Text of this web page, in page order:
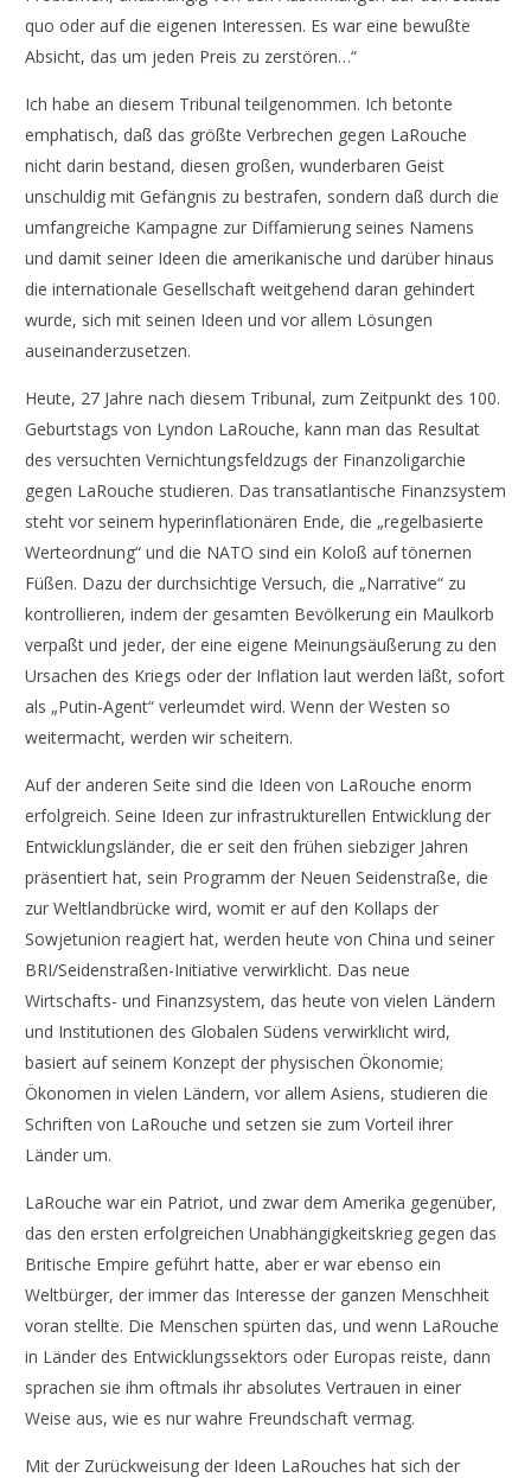
quo oder auf die eigenen Interessen. Es war eine bewußte
Absicht, das um jeden Preis zu zerstören…“
Ich habe an diesem Tribunal teilgenommen. Ich betonte
emphatisch, daß das größte Verbrechen gegen LaRouche
nicht darin bestand, diesen großen, wunderbaren Geist
unschuldig mit Gefängnis zu bestrafen, sondern daß durch die
umfangreiche Kampagne zur Diffamierung seines Namens
und damit seiner Ideen die amerikanische und darüber hinaus
die internationale Gesellschaft weitgehend daran gehindert
wurde, sich mit seinen Ideen und vor allem Lösungen
auseinanderzusetzen.
Heute, 27 Jahre nach diesem Tribunal, zum Zeitpunkt des 100.
Geburtstags von Lyndon LaRouche, kann man das Resultat
des versuchten Vernichtungsfeldzugs der Finanzoligarchie
gegen LaRouche studieren. Das transatlantische Finanzsystem
steht vor seinem hyperinflationären Ende, die „regelbasierte
Werteordnung“ und die NATO sind ein Koloß auf tönernen
Füßen. Dazu der durchsichtige Versuch, die „Narrative“ zu
kontrollieren, indem der gesamten Bevölkerung ein Maulkorb
verpaßt und jeder, der eine eigene Meinungsäußerung zu den
Ursachen des Kriegs oder der Inflation laut werden läßt, sofort
als „Putin-Agent“ verleumdet wird. Wenn der Westen so
weitermacht, werden wir scheitern.
Auf der anderen Seite sind die Ideen von LaRouche enorm
erfolgreich. Seine Ideen zur infrastrukturellen Entwicklung der
Entwicklungsländer, die er seit den frühen siebziger Jahren
präsentiert hat, sein Programm der Neuen Seidenstraße, die
zur Weltlandbrücke wird, womit er auf den Kollaps der
Sowjetunion reagiert hat, werden heute von China und seiner
BRI/Seidenstraßen-Initiative verwirklicht. Das neue
Wirtschafts- und Finanzsystem, das heute von vielen Ländern
und Institutionen des Globalen Südens verwirklicht wird,
basiert auf seinem Konzept der physischen Ökonomie;
Ökonomen in vielen Ländern, vor allem Asiens, studieren die
Schriften von LaRouche und setzen sie zum Vorteil ihrer
Länder um.
LaRouche war ein Patriot, und zwar dem Amerika gegenüber,
das den ersten erfolgreichen Unabhängigkeitskrieg gegen das
Britische Empire geführt hatte, aber er war ebenso ein
Weltbürger, der immer das Interesse der ganzen Menschheit
voran stellte. Die Menschen spürten das, und wenn LaRouche
in Länder des Entwicklungssektors oder Europas reiste, dann
sprachen sie ihm oftmals ihr absolutes Vertrauen in einer
Weise aus, wie es nur wahre Freundschaft vermag.
Mit der Zurückweisung der Ideen LaRouches hat sich der